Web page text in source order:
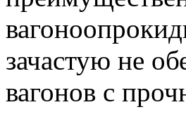
зачастую не
вагонов с